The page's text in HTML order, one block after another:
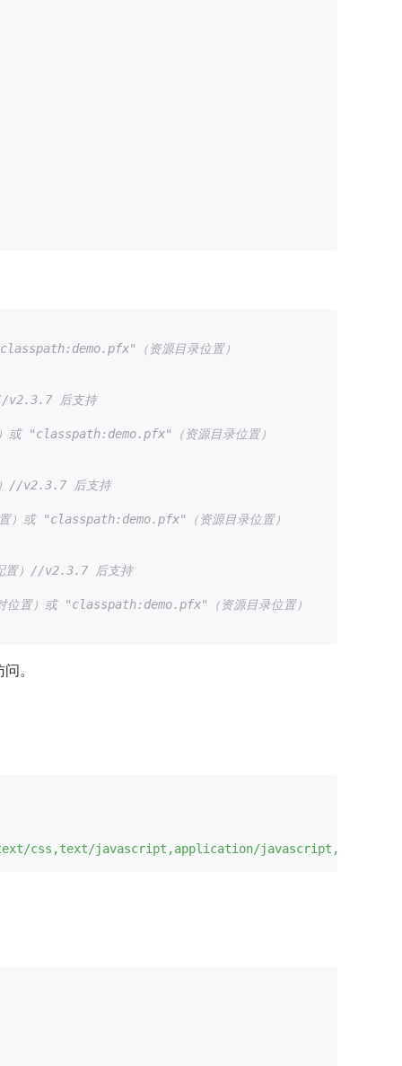
（资源目录位置）
v2.3.7 后支持
或 "classpath:demo.pfx"（资源目录位置）
//v2.3.7 后支持
）或 "classpath:demo.pfx"（资源目录位置）
置）//v2.3.7 后支持
位置）或 "classpath:demo.pfx"（资源目录位置）
。
css,text/javascript,application/